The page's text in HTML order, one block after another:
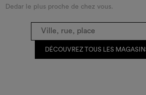
Dedar le plus proche de chez vous.
DÉCOUVREZ TOUS LES